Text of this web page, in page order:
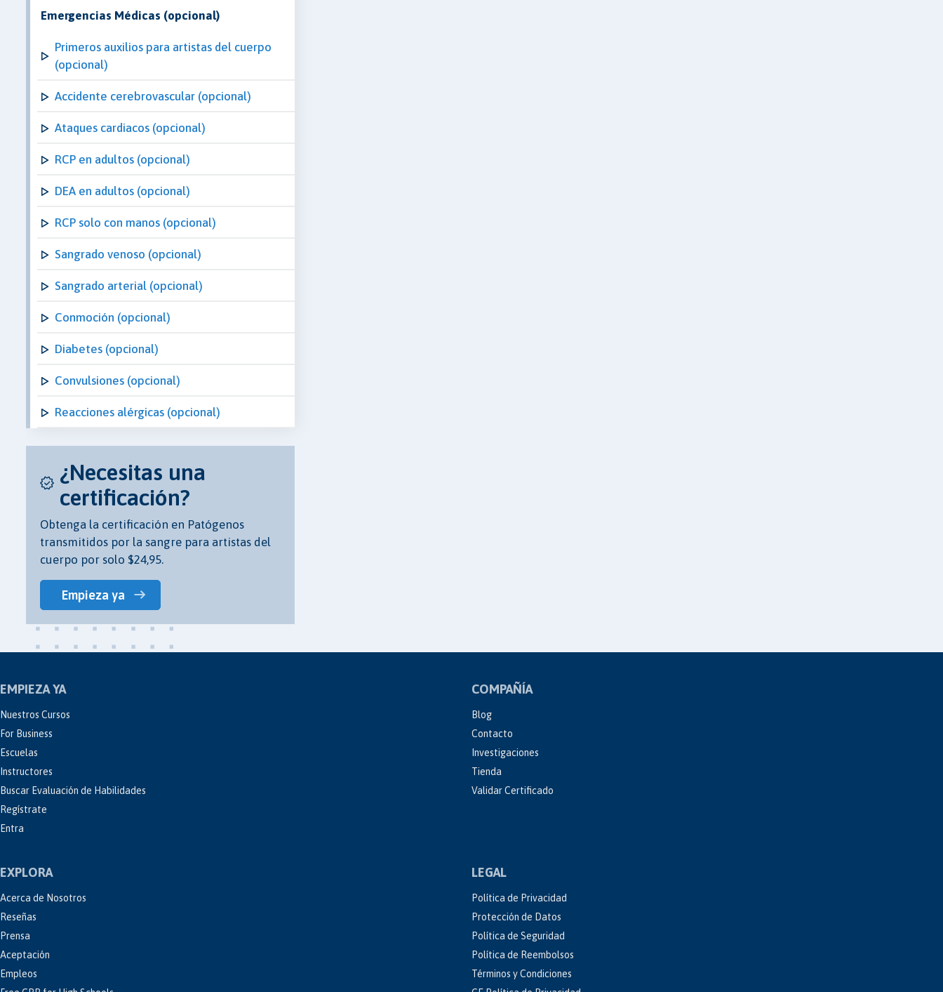
Emergencias Médicas (opcional)
Primeros auxilios para artistas del cuerpo
(opcional)
Accidente cerebrovascular (opcional)
Ataques cardiacos (opcional)
RCP en adultos (opcional)
DEA en adultos (opcional)
RCP solo con manos (opcional)
Sangrado venoso (opcional)
Sangrado arterial (opcional)
Conmoción (opcional)
Diabetes (opcional)
Convulsiones (opcional)
Reacciones alérgicas (opcional)
¿Necesitas una
certificación?
Obtenga la certificación en Patógenos
transmitidos por la sangre para artistas del
cuerpo por solo $24,95.
Empieza ya
EMPIEZA YA
Nuestros Cursos
For Business
Escuelas
Instructores
Buscar Evaluación de Habilidades
Regístrate
Entra
COMPAÑÍA
Blog
Contacto
Investigaciones
Tienda
Validar Certificado
EXPLORA
Acerca de Nosotros
Reseñas
Prensa
Aceptación
Empleos
LEGAL
Política de Privacidad
Protección de Datos
Política de Seguridad
Política de Reembolsos
Términos y Condiciones